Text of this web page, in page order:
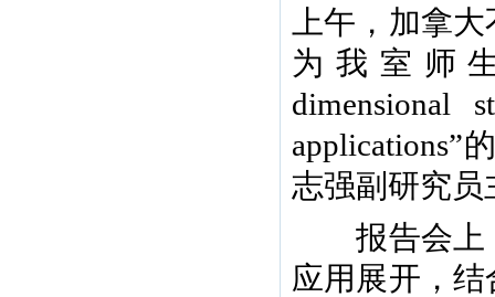
上午，加拿
为我室师
dimensional
applications”
志强副研究员
报告会上，
应用展开，